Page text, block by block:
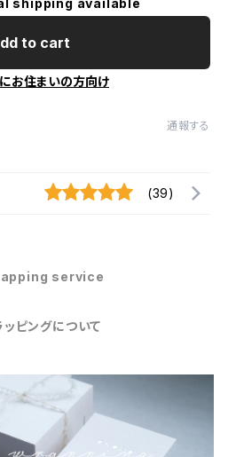
shipping available
to cart
お住まいの方向け
通報する
(39)
service
ッピングについて